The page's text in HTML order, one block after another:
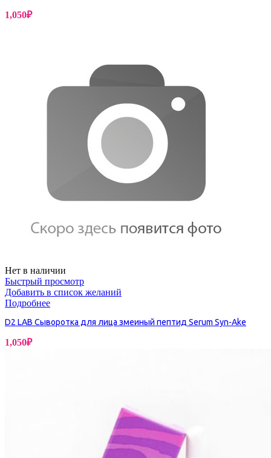
1,050₽
Нет в наличии
Быстрый просмотр
Добавить в список желаний
Подробнее
D2 LAB Сыворотка для лица змеиный пептид Serum Syn-Ake
1,050₽